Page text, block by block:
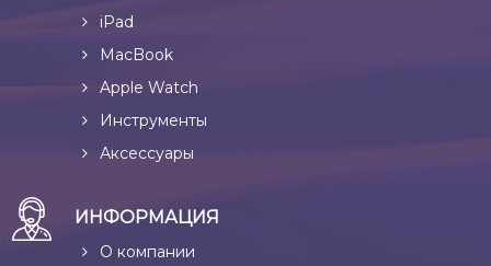
iPad
MacBook
Apple Watch
Инструменты
Аксессуары
ИНФОРМАЦИЯ
О компании